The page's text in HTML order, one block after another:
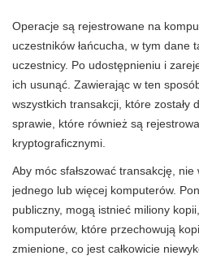
Operacje są rejestrowane na
uczestników łańcucha, w tym dane
uczestnicy. Po udostępnieniu i
ich usunąć. Zawierając w ten
wszystkich transakcji, które zostały
sprawie, które również są
kryptograficznymi.
Aby móc sfałszować transakcję, nie
jednego lub więcej komputerów.
publiczny, mogą istnieć miliony
komputerów, które przechowują
zmienione, co jest całkowicie